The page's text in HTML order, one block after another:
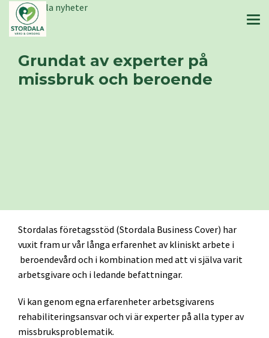
Stordala nyheter
Grundat av experter på
missbruk och beroende
Stordalas företagsstöd (Stordala Business Cover) har
vuxit fram ur vår långa erfarenhet av kliniskt arbete i
beroendevård och i kombination med att vi själva varit
arbetsgivare och i ledande befattningar.
Vi kan genom egna erfarenheter arbetsgivarens
rehabiliteringsansvar och vi är experter på alla typer av
missbruksproblematik.